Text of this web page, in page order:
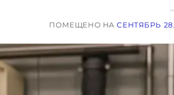
ПОМЕЩЕНО НАСЕНТЯБРЬ